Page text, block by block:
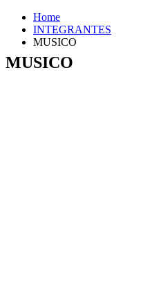
Home
INTEGRANTES
MUSICO
MUSICO